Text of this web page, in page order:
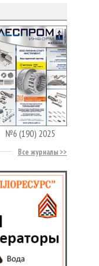
№6 (190) 2025
Все журналы